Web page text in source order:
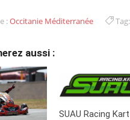
:Occitanie Méditerranée Tag:
aussi :
SUAU Racing